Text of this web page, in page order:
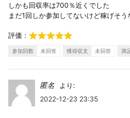
しかも回収率は700％近くでした
まだ1回しか参加してないけど稼げそ
評価：
参加回数 未回答 獲得収支 未回答 満
匿名
より:
2022-12-23 23:35